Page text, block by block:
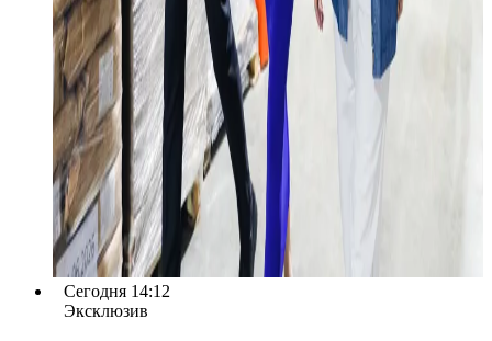
Сегодня 14:12
Эксклюзив